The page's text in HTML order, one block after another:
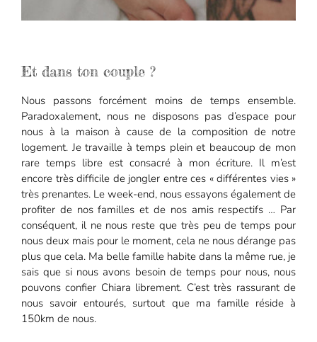
Et dans ton couple ?
Nous passons forcément moins de temps ensemble.
Paradoxalement, nous ne disposons pas d’espace pour
nous à la maison à cause de la composition de notre
logement. Je travaille à temps plein et beaucoup de mon
rare temps libre est consacré à mon écriture. Il m’est
encore très difficile de jongler entre ces « différentes vies »
très prenantes. Le week-end, nous essayons également de
profiter de nos familles et de nos amis respectifs … Par
conséquent, il ne nous reste que très peu de temps pour
nous deux mais pour le moment, cela ne nous dérange pas
plus que cela. Ma belle famille habite dans la même rue, je
sais que si nous avons besoin de temps pour nous, nous
pouvons confier Chiara librement. C’est très rassurant de
nous savoir entourés, surtout que ma famille réside à
150km de nous.